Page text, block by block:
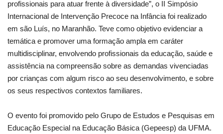
profissionais para atuar frente à diversidade”, o II Simpósio
Internacional de Intervenção Precoce na Infância foi realizado
em são Luís, no Maranhão. Teve como objetivo evidenciar a
temática e promover uma formação ampla em caráter
multidisciplinar, envolvendo profissionais da educação, saúde e
assistência na compreensão sobre as demandas vivenciadas
por crianças com algum risco ao seu desenvolvimento, e sobre
os seus respectivos contextos familiares.
O evento foi promovido pelo Grupo de Estudos e Pesquisas em
Educação Especial na Educação Básica (Gepeesp) da UFMA.